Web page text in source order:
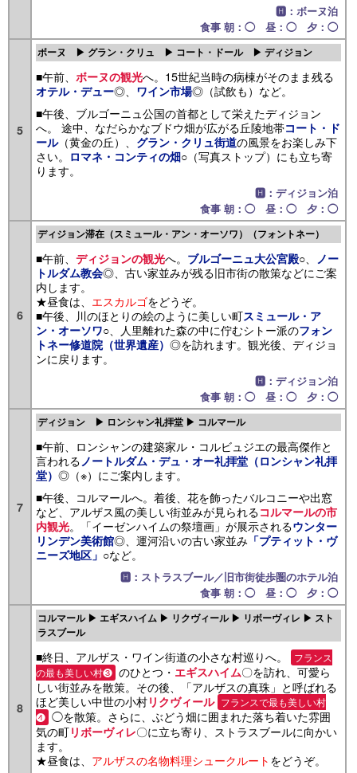
🅷：ボーヌ泊
食事 朝：◯ 昼：◯ 夕：◯
5
ボーヌ ▶ グラン・クリュ ▶ コート・ドール ▶ ディジョン
■午前、 ボーヌの観光へ。15世紀当時の病棟がそのまま残る
オテル・デュー◎、 ワイン市場◎（試飲も）など。
■午後、ブルゴーニュ公国の首都として栄えたディジョン
へ。 途中、なだらかなブドウ畑が広がる丘陵地帯コート・ド
ール（黄金の丘）、 グラン・クリュ街道の風景をお楽しみ下
さい。 ロマネ・コンティの畑○（写真ストップ）にも立ち寄
ります。
🅷：ディジョン泊
食事 朝：◯ 昼：◯ 夕：◯
6
ディジョン滞在（スミュール・アン・オーソワ）（フォントネー）
■午前、 ディジョンの観光へ。 ブルゴーニュ大公宮殿○、
ノー
トルダム教会◎、古い家並みが残る旧市街の散策などにご案
内します。
★昼食は、 エスカルゴをどうぞ。
■午後、川のほとりの絵のように美しい町スミュール・ア
ン・オーソワ○、人里離れた森の中に佇むシトー派のフォン
トネー修道院（世界遺産） ◎を訪れます。観光後、ディジョ
ンに戻ります。
🅷：ディジョン泊
食事 朝：◯ 昼：◯ 夕：◯
7
ディジョン ▶ ロンシャン礼拝堂 ▶ コルマール
■午前、ロンシャンの建築家ル・コルビュジエの最高傑作と
言われる ノートルダム・デュ・オー礼拝堂（ロンシャン礼拝
堂） ◎（※）にご案内します。
■午後、コルマールへ。着後、花を飾ったバルコニーや出窓
など、アルザス風の美しい街並みが見られるコルマールの市
内観光。「イーゼンハイムの祭壇画」が展示されるウンター
リンデン美術館◎、運河沿いの古い家並み 「プティット・ヴ
ニーズ地区」 ○など。
🅷：ストラスブール／旧市街徒歩圏のホテル泊
食事 朝：◯ 昼：◯ 夕：◯
8
コルマール ▶ エギスハイム ▶ リクヴィール ▶ リボーヴィレ ▶ スト
ラスブール
■終日、アルザス・ワイン街道の小さな村巡りへ。
フランス
の最も美しい村❸ のひとつ・ エギスハイム〇を訪れ、可愛ら
しい街並みを散策。その後、「アルザスの真珠」と呼ばれる
ほど美しい中世の小村リクヴィール フランスで最も美しい村
❹ ◯を散策。さらに、ぶどう畑に囲まれた落ち着いた雰囲
気の町リボーヴィレ〇に立ち寄り、ストラスブールに向かい
ます。
★昼食は、 アルザスの名物料理シュークルートをどうぞ。